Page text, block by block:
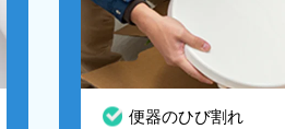
便器のひび割れ